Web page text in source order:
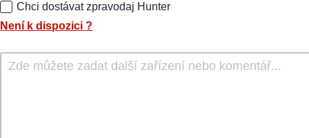
Chci dostávat zpravodaj Hunter
Není k dispozici ?